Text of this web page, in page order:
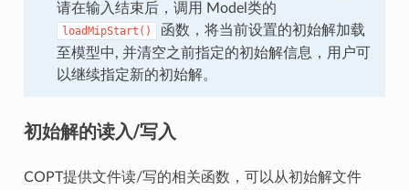
请在输入结束后，调用 Model类的
loadMipStart()
函数，将当前设置的初始解加载
至模型中, 并清空之前指定的初始解信息，用户可
以继续指定新的初始解。
初始解的读入/写入
COPT提供文件读/写的相关函数，可以从初始解文件